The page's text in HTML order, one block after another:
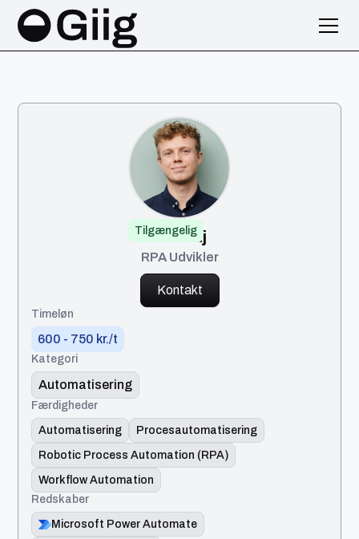
Tilgængelig
Nikolaj
RPA Udvikler
Kontakt
Timeløn
600 - 750 kr./t
Kategori
Automatisering
Færdigheder
Automatisering
Procesautomatisering
Robotic Process Automation (RPA)
Workflow Automation
Redskaber
Microsoft Power Automate